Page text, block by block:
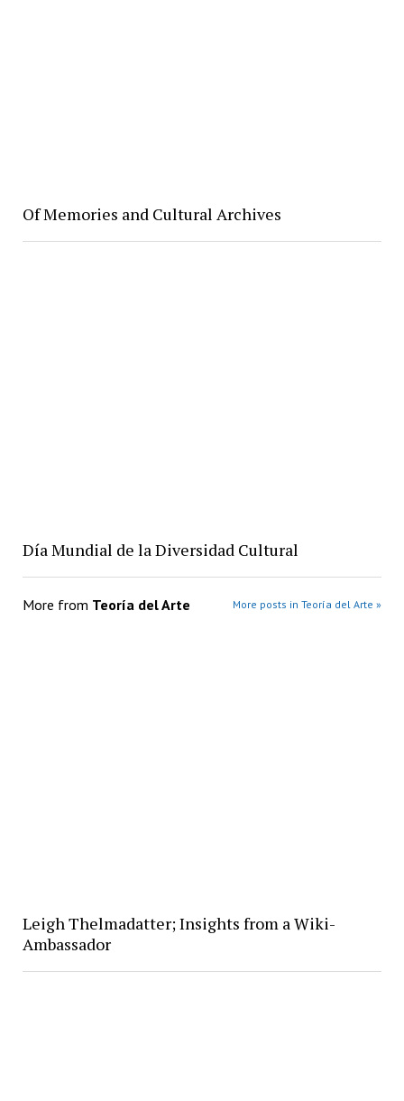
Of Memories and Cultural Archives
Día Mundial de la Diversidad Cultural
More from Teoría del Arte More posts in Teoría del Arte »
Leigh Thelmadatter; Insights from a Wiki-
Ambassador